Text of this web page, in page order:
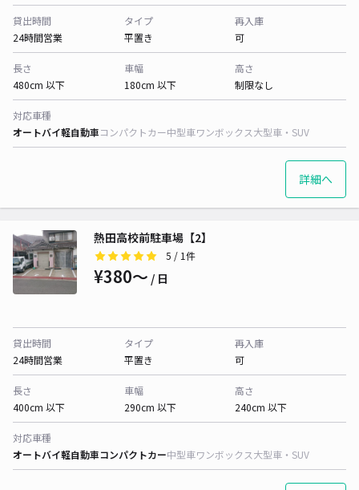
貸出時間
24時間営業
タイプ
平置き
再入庫
可
長さ
480cm 以下
車幅
180cm 以下
高さ
制限なし
対応車種
オートバイ軽自動車コンパクトカー中型車ワンボックス大型車・SUV
詳細へ
熱田高校前駐車場【2】
5 / 1件
¥380〜 / 日
貸出時間
24時間営業
タイプ
平置き
再入庫
可
長さ
400cm 以下
車幅
290cm 以下
高さ
240cm 以下
対応車種
オートバイ軽自動車コンパクトカー中型車ワンボックス大型車・SUV